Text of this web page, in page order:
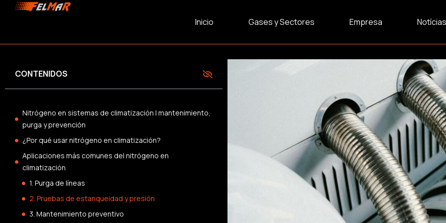
Inicio Gases y Sectores Empresa Notícias
CONTENIDOS
Nitrógeno en sistemas de climatización | mantenimiento,
purga y prevención
¿Por qué usar nitrógeno en climatización?
Aplicaciones más comunes del nitrógeno en
climatización
1. Purga de líneas
2. Pruebas de estanqueidad y presión
3. Mantenimiento preventivo